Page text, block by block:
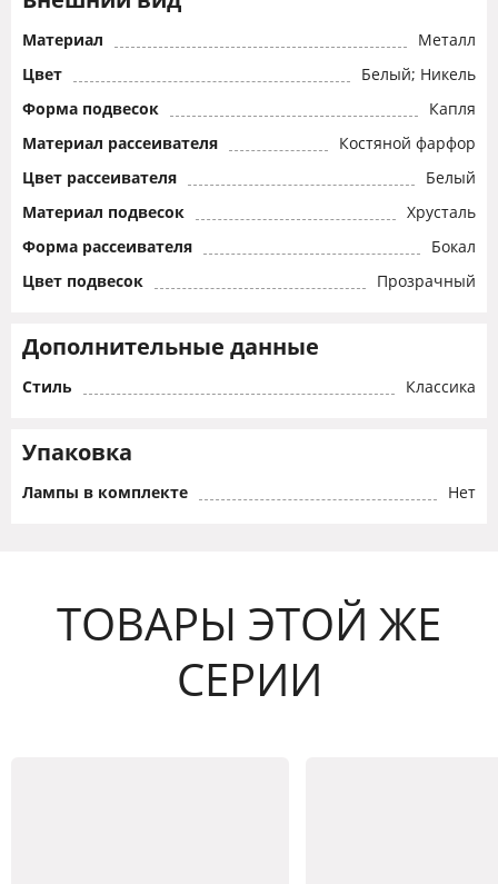
Материал
Металл
Цвет
Белый; Никель
Форма подвесок
Капля
Материал рассеивателя
Костяной фарфор
Цвет рассеивателя
Белый
Материал подвесок
Хрусталь
Форма рассеивателя
Бокал
Цвет подвесок
Прозрачный
Дополнительные данные
Стиль Классика
Упаковка
Лампы в комплекте Нет
ТОВАРЫ ЭТОЙ ЖЕ
СЕРИИ